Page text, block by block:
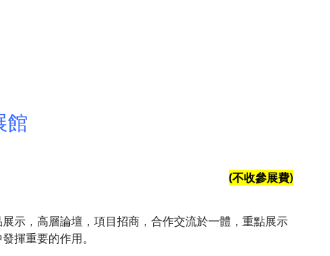
館
(不收參展費)
示，高層論壇，項目招商，合作交流於一體，重點展示
揮重要的作用。